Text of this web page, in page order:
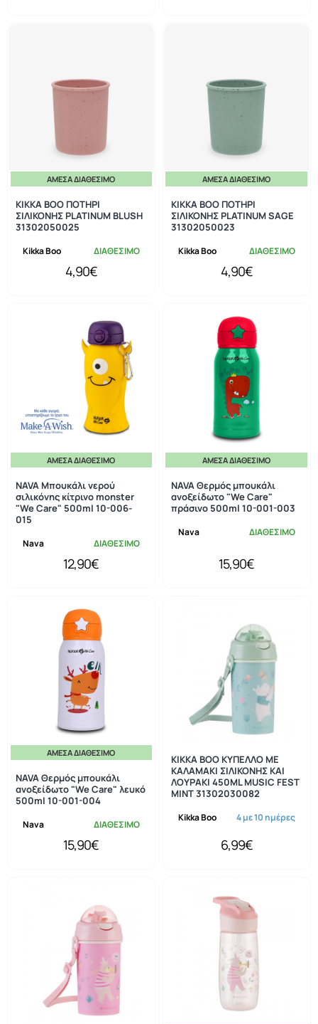
ΆΜΕΣΑ ΔΙΑΘΈΣΙΜΟ
Kikka Boo ΔΙΑΘΕΣΙΜΟ
KIKKA BOO ΠΟΤΗΡΙ
ΣΙΛΙΚΟΝΗΣ PLATINUM BLUSH
31302050025
4,90€
ΆΜΕΣΑ ΔΙΑΘΈΣΙΜΟ
Kikka Boo ΔΙΑΘΕΣΙΜΟ
KIKKA BOO ΠΟΤΗΡΙ
ΣΙΛΙΚΟΝΗΣ PLATINUM SAGE
31302050023
4,90€
ΆΜΕΣΑ ΔΙΑΘΈΣΙΜΟ
Nava ΔΙΑΘΕΣΙΜΟ
NAVA Μπουκάλι νερού
σιλικόνης κίτρινο monster
"We Care" 500ml 10-006-
015
12,90€
ΆΜΕΣΑ ΔΙΑΘΈΣΙΜΟ
Nava ΔΙΑΘΕΣΙΜΟ
NAVA Θερμός μπουκάλι
ανοξείδωτο "We Care"
πράσινο 500ml 10-001-003
15,90€
ΆΜΕΣΑ ΔΙΑΘΈΣΙΜΟ
Nava ΔΙΑΘΕΣΙΜΟ
NAVA Θερμός μπουκάλι
ανοξείδωτο "We Care" λευκό
500ml 10-001-004
15,90€
Kikka Boo 4 με 10 ημέρες
KIKKA BOO ΚΥΠΕΛΛΟ ΜΕ
ΚΑΛΑΜΑΚΙ ΣΙΛΙΚΟΝΗΣ ΚΑΙ
ΛΟΥΡΑΚΙ 450ML MUSIC FEST
MINT 31302030082
6,99€